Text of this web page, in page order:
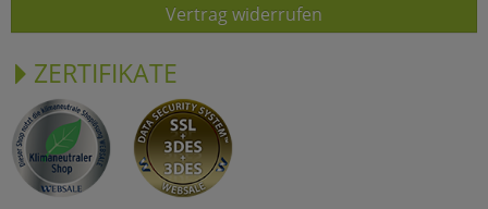
Vertrag widerrufen
ZERTIFIKATE